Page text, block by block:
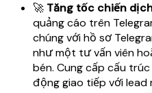
🚀 Tăng tốc chiến
quảng cáo trên
chúng với hồ sơ
như một tư vấn viên
bén. Cung cấp cấu
động giao tiếp với lead